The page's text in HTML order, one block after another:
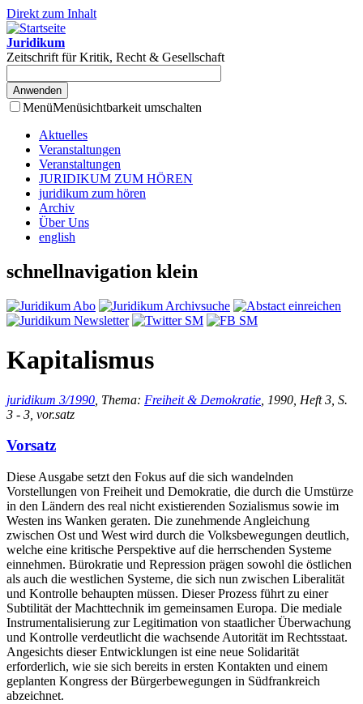
Direkt zum Inhalt
Juridikum
Zeitschrift für Kritik, Recht & Gesellschaft
MenüMenüsichtbarkeit umschalten
Aktuelles
Veranstaltungen
Veranstaltungen
JURIDIKUM ZUM HÖREN
juridikum zum hören
Archiv
Über Uns
english
schnellnavigation klein
Kapitalismus
juridikum 3/1990 , Thema: Freiheit & Demokratie , 1990, Heft 3, S.
3 - 3, vor.satz
Vorsatz
Diese Ausgabe setzt den Fokus auf die sich wandelnden
Vorstellungen von Freiheit und Demokratie, die durch die Umstürze
in den Ländern des real nicht existierenden Sozialismus sowie im
Westen ins Wanken geraten. Die zunehmende Angleichung
zwischen Ost und West wird durch die Volksbewegungen deutlich,
welche eine kritische Perspektive auf die herrschenden Systeme
einnehmen. Bürokratie und Repression prägen sowohl die östlichen
als auch die westlichen Systeme, die sich nun zwischen Liberalität
und Kontrolle behaupten müssen. Dieser Prozess führt zu einer
Subtilität der Machttechnik im gemeinsamen Europa. Die mediale
Instrumentalisierung zur Legitimation von staatlicher Überwachung
und Kontrolle verdeutlicht die wachsende Autorität im Rechtsstaat.
Angesichts dieser Entwicklungen ist eine neue Solidarität
erforderlich, wie sie sich bereits in ersten Kontakten und einem
geplanten Kongress der Bürgerbewegungen in Südfrankreich
abzeichnet.